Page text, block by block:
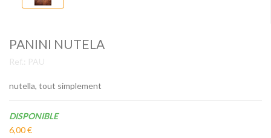
PANINI NUTELA
Ref.: PAU
nutella, tout simplement
Disponibilité:
DISPONIBLE
6,00 €